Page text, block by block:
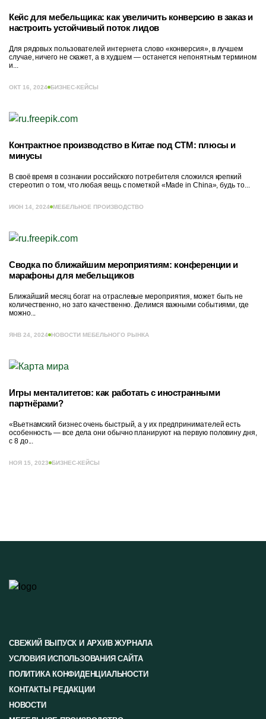
Кейс для мебельщика: как увеличить конверсию в заказ и
настроить устойчивый поток лидов
Для рядовых пользователей интернета слово «конверсия», в лучшем
случае, ничего не скажет, а в худшем — останется непонятным термином
и...
ОКТ 16, 2024 БИЗНЕС-КЕЙСЫ
Контрактное производство в Китае под СТМ: плюсы и
минусы
В своё время в сознании российского потребителя сложился крепкий
стереотип о том, что любая вещь с пометкой «Made in China», будь то...
ИЮН 14, 2024 МЕБЕЛЬНОЕ ПРОИЗВОДСТВО
Сводка по ближайшим мероприятиям: конференции и
марафоны для мебельщиков
Ближайший месяц богат на отраслевые мероприятия, может быть не
количественно, но зато качественно. Делимся важными событиями, где
можно...
ЯНВ 24, 2024 НОВОСТИ МЕБЕЛЬНОГО РЫНКА
Игры менталитетов: как работать с иностранными
партнёрами?
«Вьетнамский бизнес очень быстрый, а у их предпринимателей есть
особенность — все дела они обычно планируют на первую половину дня,
с 8 до...
НОЯ 15, 2023 БИЗНЕС-КЕЙСЫ
СВЕЖИЙ ВЫПУСК И АРХИВ ЖУРНАЛА
УСЛОВИЯ ИСПОЛЬЗОВАНИЯ САЙТА
ПОЛИТИКА КОНФИДЕНЦИАЛЬНОСТИ
КОНТАКТЫ РЕДАКЦИИ
НОВОСТИ